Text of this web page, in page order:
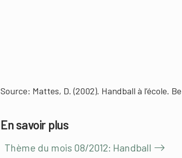
Source: Mattes, D. (2002). Handball à l’école.
En savoir plus
Thème du mois 08/2012: Handball